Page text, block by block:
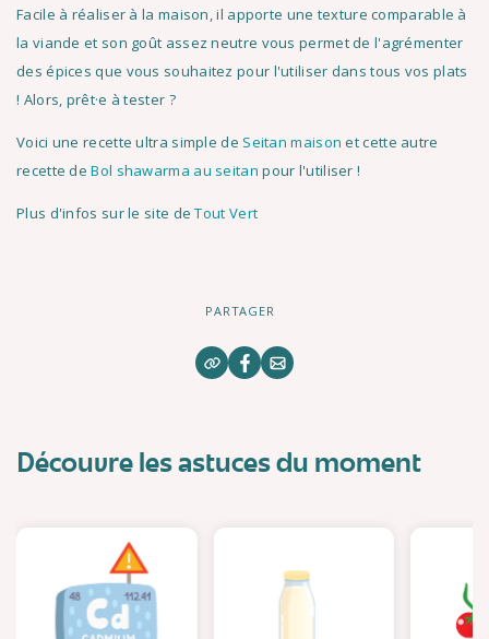
Facile à réaliser à la maison, il apporte une texture comparable à
la viande et son goût assez neutre vous permet de l'agrémenter
des épices que vous souhaitez pour l'utiliser dans tous vos plats
! Alors, prêt·e à tester ?
Voici une recette ultra simple de Seitan maison et cette autre
recette deBol shawarma au seitan pour l'utiliser !
Plus d'infos sur le site deTout Vert
PARTAGER
Découvre les astuces du moment